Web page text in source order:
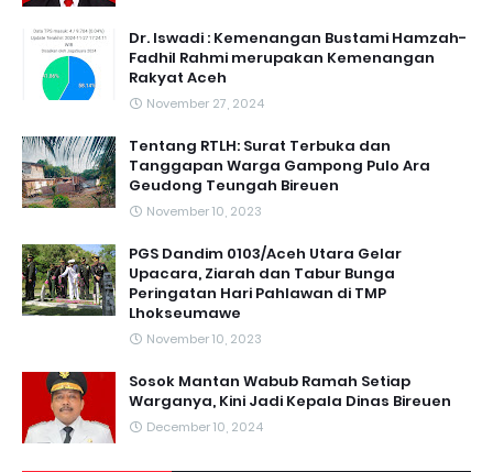
Dr. Iswadi : Kemenangan Bustami Hamzah-
Fadhil Rahmi merupakan Kemenangan
Rakyat Aceh
November 27, 2024
Tentang RTLH: Surat Terbuka dan
Tanggapan Warga Gampong Pulo Ara
Geudong Teungah Bireuen
November 10, 2023
PGS Dandim 0103/Aceh Utara Gelar
Upacara, Ziarah dan Tabur Bunga
Peringatan Hari Pahlawan di TMP
Lhokseumawe
November 10, 2023
Sosok Mantan Wabub Ramah Setiap
Warganya, Kini Jadi Kepala Dinas Bireuen
December 10, 2024